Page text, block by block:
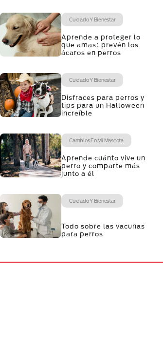
Cuidado Y Bienestar
Aprende a proteger lo
que amas: prevén los
ácaros en perros
Cuidado Y Bienestar
Disfraces para perros y
tips para un Halloween
increíble
Cambios En Mi Mascota
Aprende cuánto vive un
perro y comparte más
junto a él
Cuidado Y Bienestar
Todo sobre las vacunas
para perros